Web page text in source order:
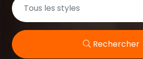
Rechercher